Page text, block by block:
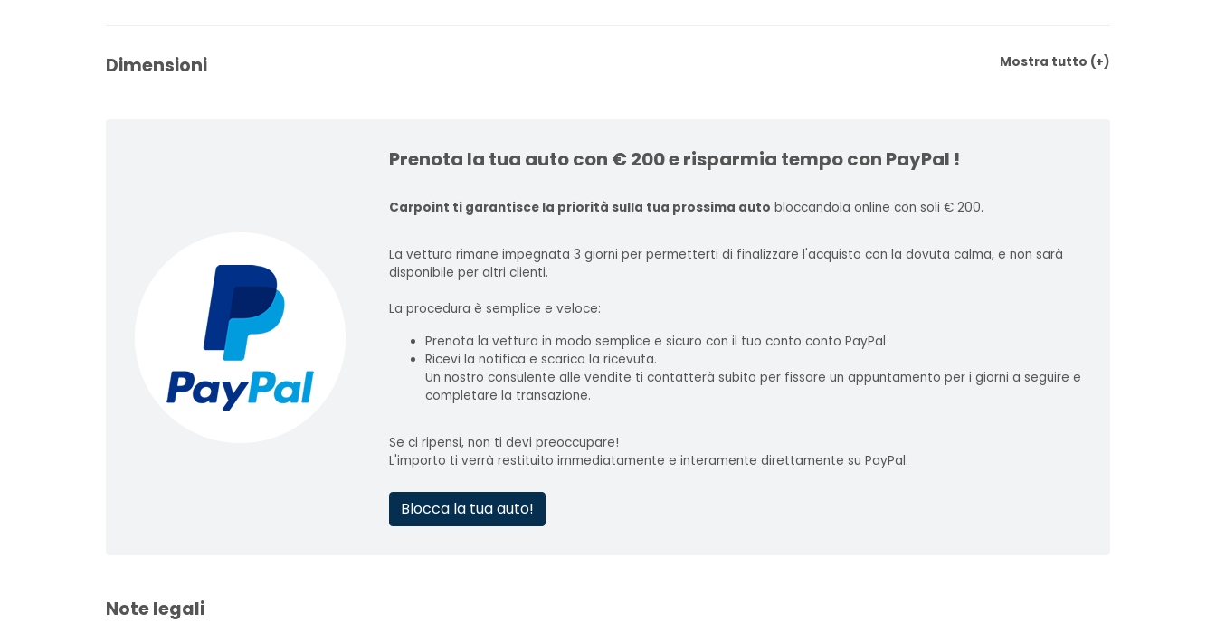
Dimensioni Mostra tutto (+)
Prenota la tua auto con € 200 e risparmia tempo con PayPal !
Carpoint ti garantisce la priorità sulla tua prossima auto bloccandola online con soli € 200.
La vettura rimane impegnata 3 giorni per permetterti di finalizzare l'acquisto con la dovuta calma, e non sarà
disponibile per altri clienti.
La procedura è semplice e veloce:
Prenota la vettura in modo semplice e sicuro con il tuo conto conto PayPal
Ricevi la notifica e scarica la ricevuta.
Un nostro consulente alle vendite ti contatterà subito per fissare un appuntamento per i giorni a seguire e
completare la transazione.
Se ci ripensi, non ti devi preoccupare!
L'importo ti verrà restituito immediatamente e interamente direttamente su PayPal.
Blocca la tua auto!
Note legali